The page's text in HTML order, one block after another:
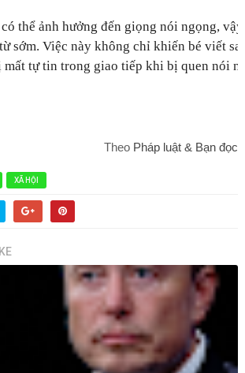
thể ảnh hưởng đến giọng nói ngọng,
sớm. Việc này không chỉ khiến bé viết
mất tự tin trong giao tiếp khi bị quen nói
Theo Pháp luật & Bạn đọc
XÃ HỘI